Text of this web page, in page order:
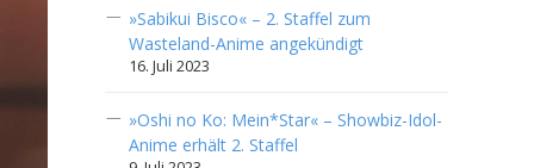
»Sabikui Bisco« – 2. Staffel zum
Wasteland-Anime angekündigt
16. Juli 2023
»Oshi no Ko: Mein*Star« – Showbiz-Idol-
Anime erhält 2. Staffel